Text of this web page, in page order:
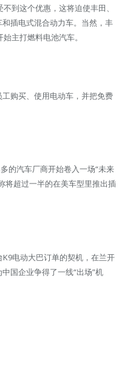
到这个优惠，这将迫使丰田、
插电式混合动力车。当然，丰
主打燃料电池汽车。
购买、使用电动车，并把免费
的汽车厂商开始卷入一场“未来
将超过一半的在美车型里推出插
电动大巴订单的契机，在兰开
国企业争得了一线“出场”机